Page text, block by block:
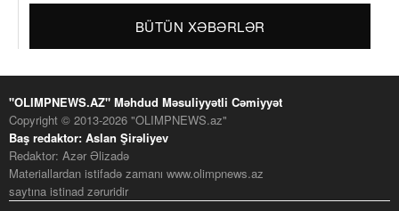
BÜTÜN XƏBƏRLƏR
"OLIMPNEWS.AZ" Məhdud Məsuliyyətli Cəmiyyət
Copyright © 2013-2026 "OLIMPNEWS.az"
Baş redaktor: Aslan Şirəliyev
Redaktor: Azər Əlizadə
Materiallardan istifadə zamanı www.olimpnews.az
saytına istinad zəruridir